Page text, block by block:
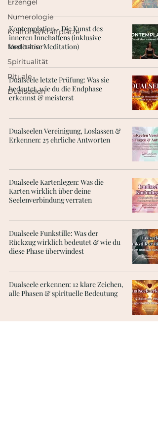
Erzengel
Numerologie
Kraftorte/Kraftplätze
Meditation
Spiritualität
Rituale
Dualseelen
Kontemplation - Die Kunst des
inneren Innehaltens (inklusive
kostenlose Meditation)
Dualseele letzte Prüfung: Was sie
bedeutet, wie du die Endphase
erkennst & meisterst
Dualseelen Vereinigung, Loslassen &
Erkennen: 25 ehrliche Antworten
Dualseele Kartenlegen: Was die
Karten wirklich über deine
Seelenverbindung verraten
Dualseele Funkstille: Was der
Rückzug wirklich bedeutet & wie du
diese Phase überwindest
Dualseele erkennen: 12 klare Zeichen,
alle Phasen & spirituelle Bedeutung